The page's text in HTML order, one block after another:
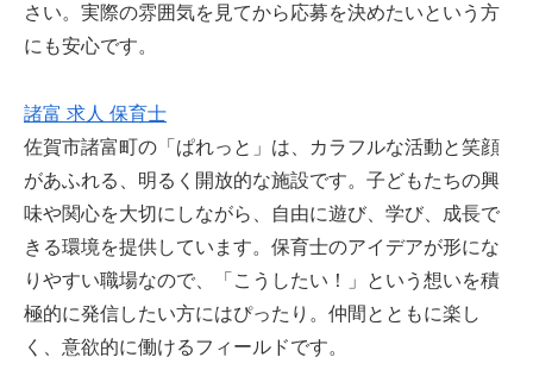
さい。実際の雰囲気を見てから応募を決めたいという方
にも安心です。
諸富 求人 保育士
佐賀市諸富町の「ぱれっと」は、カラフルな活動と笑顔
があふれる、明るく開放的な施設です。子どもたちの興
味や関心を大切にしながら、自由に遊び、学び、成長で
きる環境を提供しています。保育士のアイデアが形にな
りやすい職場なので、「こうしたい！」という想いを積
極的に発信したい方にはぴったり。仲間とともに楽し
く、意欲的に働けるフィールドです。